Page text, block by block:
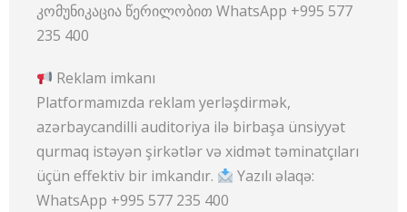
კომუნიკაცია წერილობით WhatsApp +995 577
235 400
Reklam imkanı
Platformamızda reklam yerləşdirmək,
azərbaycandilli auditoriya ilə birbaşa ünsiyyət
qurmaq istəyən şirkətlər və xidmət təminatçıları
üçün effektiv bir imkandır.
Yazılı əlaqə:
WhatsApp +995 577 235 400